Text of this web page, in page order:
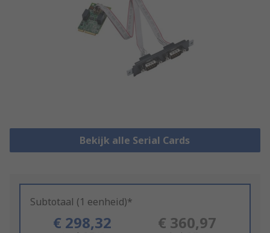
Bekijk alle Serial Cards
Subtotaal (1 eenheid)*
€ 298,32 € 360,97